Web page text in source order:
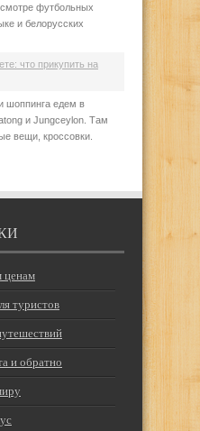
футбольных
и белорусских
что прикупить на
шоппинга едем в
и Jungceylon. Там
вещи, кроссовки.
ценам
туристов
и обратно